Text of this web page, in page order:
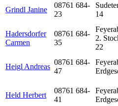
Grindl Janine
08761 684-
23
14
Hadersdorfer
Carmen
08761 684-
35
2.
22
Heigl Andreas
08761 684-
47
Held Herbert
08761 684-
41